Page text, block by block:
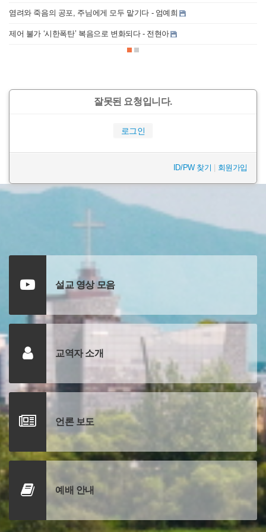
염려와 죽음의 공포, 주님에게 모두 맡기다 - 엄예희
제어 불가 ‘시한폭탄’ 복음으로 변화되다 - 전현아
잘못된 요청입니다.
로그인
ID/PW 찾기 회원가입
설교 영상 모음
교역자 소개
언론 보도
예배 안내